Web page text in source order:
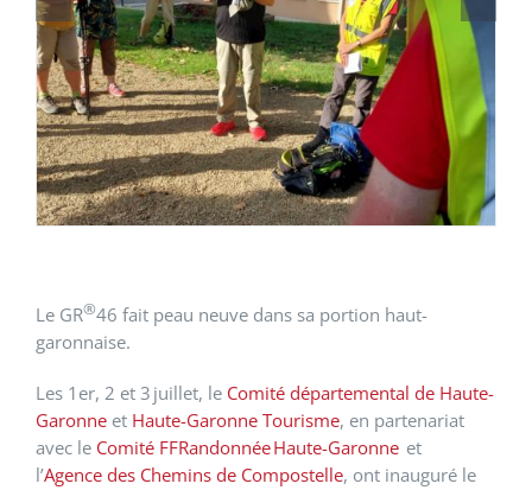
Le GR®46 fait peau neuve dans sa portion haut-
garonnaise.
Les 1er, 2 et 3 juillet, le Comité départemental de Haute-
Garonne et Haute-Garonne Tourisme, en partenariat
avec le Comité FFRandonnéeHaute-Garonne et
l’Agence des Chemins de Compostelle, ont inauguré le